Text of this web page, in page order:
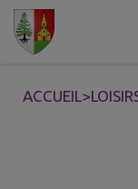
Contenu
ACCUEIL>